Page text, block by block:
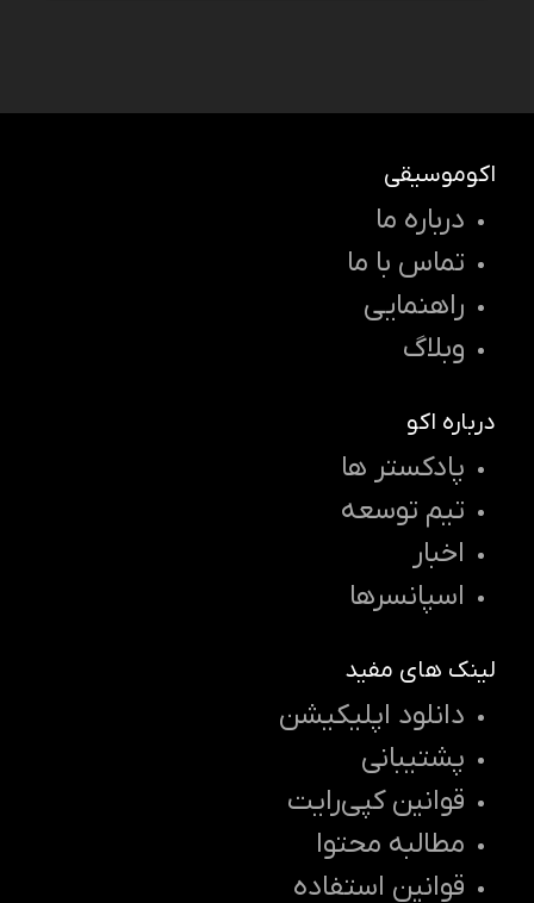
اکوموسیقی
درباره ما
تماس با ما
راهنمایی
وبلاگ
درباره اکو
پادکستر ها
تیم توسعه
اخبار
اسپانسرها
لینک های مفید
دانلود اپلیکیشن
پشتیبانی
قوانین کپی‌رایت
مطالبه محتوا
قوانین استفاده